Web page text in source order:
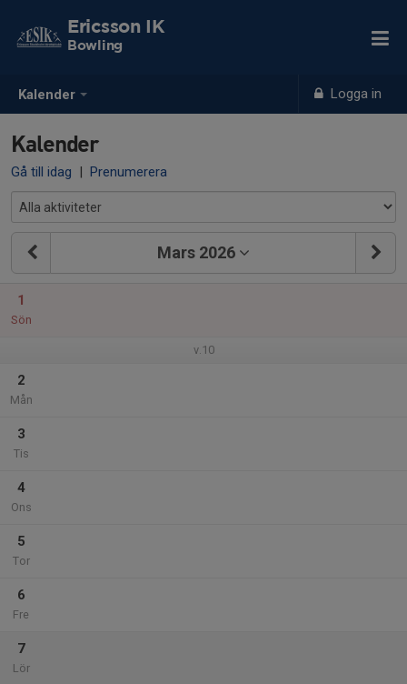
Kalender Logga in
Ericsson IK
Bowling
Kalender
Gå till idag | Prenumerera
Mars 2026
1
Sön
v.10
2
Mån
3
Tis
4
Ons
5
Tor
6
Fre
7
Lör